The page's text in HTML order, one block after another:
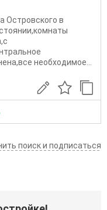
Островского в
необходимое...
поиск и подписаться